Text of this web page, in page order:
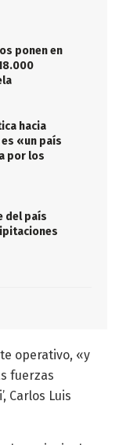
ponen en
hacia
«un país
por los
del país
operativo, «y
fuerzas
Carlos Luis